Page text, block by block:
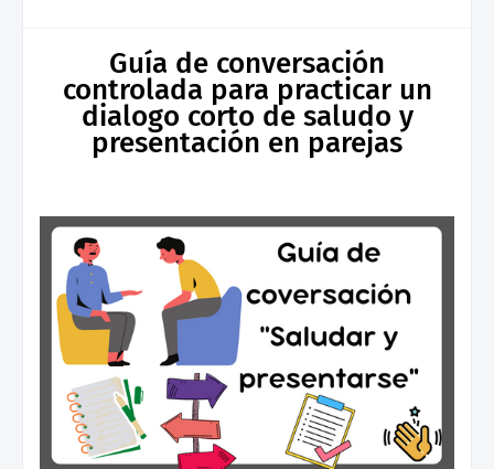
Guía de conversación
controlada para practicar un
dialogo corto de saludo y
presentación en parejas